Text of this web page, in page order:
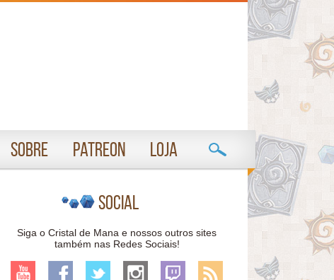
Sobre Patreon Loja
Social
Siga o Cristal de Mana e nossos outros sites
também nas Redes Sociais!